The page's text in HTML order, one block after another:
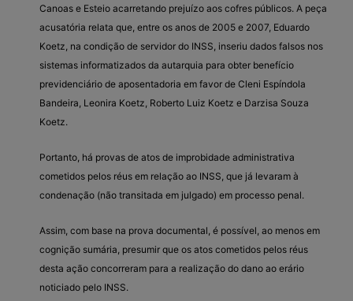
Canoas e Esteio acarretando prejuízo aos cofres públicos. A peça
acusatória relata que, entre os anos de 2005 e 2007, Eduardo
Koetz, na condição de servidor do INSS, inseriu dados falsos nos
sistemas informatizados da autarquia para obter benefício
previdenciário de aposentadoria em favor de Cleni Espíndola
Bandeira, Leonira Koetz, Roberto Luiz Koetz e Darzisa Souza
Koetz.
Portanto, há provas de atos de improbidade administrativa
cometidos pelos réus em relação ao INSS, que já levaram à
condenação (não transitada em julgado) em processo penal.
Assim, com base na prova documental, é possível, ao menos em
cognição sumária, presumir que os atos cometidos pelos réus
desta ação concorreram para a realização do dano ao erário
noticiado pelo INSS.